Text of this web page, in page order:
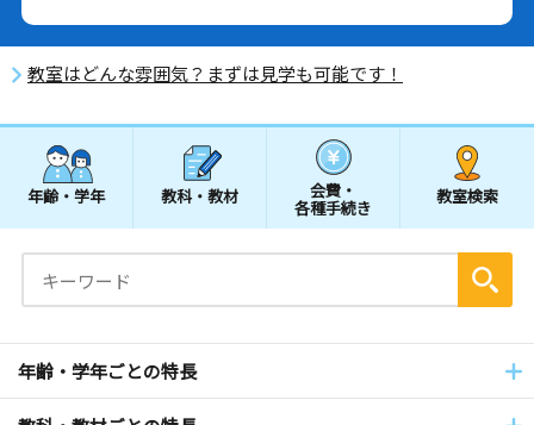
教室はどんな雰囲気？まずは見学も可能です！
年齢・学年 教科・教材 会費・
各種手続き
教室検索
年齢・学年ごとの特長